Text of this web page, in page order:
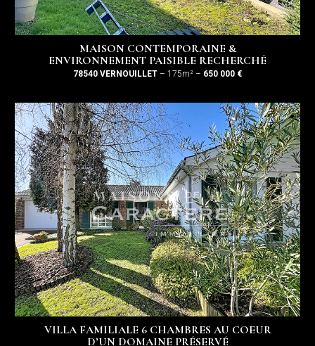
MAISON CONTEMPORAINE &
ENVIRONNEMENT PAISIBLE RECHERCHÉ
78540 VERNOUILLET – 175m² – 650 000 €
VILLA FAMILIALE 6 CHAMBRES AU COEUR
D’UN DOMAINE PRÉSERVÉ